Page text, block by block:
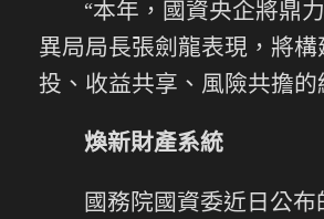
“本年，國資央企將鼎
異局局長張劍龍表現，將
投、收益共享、風險共擔
煥新財產系統
國務院國資委近日公布